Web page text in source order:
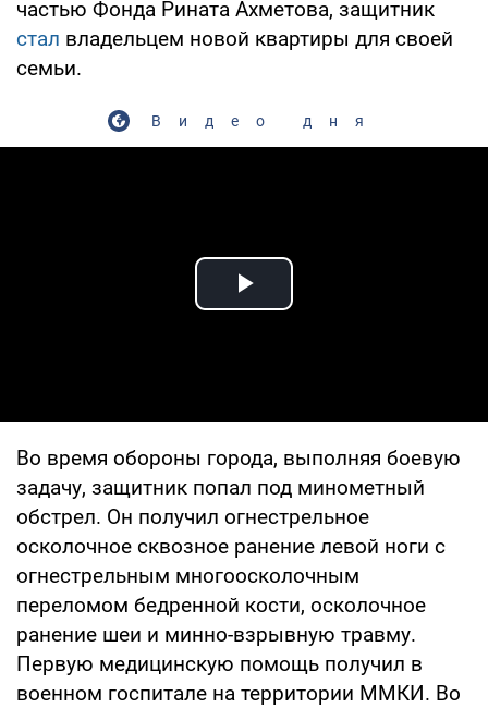
частью Фонда Рината Ахметова, защитник
стал владельцем новой квартиры для своей
семьи.
Видео дня
Play Video
Во время обороны города, выполняя боевую
задачу, защитник попал под минометный
обстрел. Он получил огнестрельное
осколочное сквозное ранение левой ноги с
огнестрельным многоосколочным
переломом бедренной кости, осколочное
ранение шеи и минно-взрывную травму.
Первую медицинскую помощь получил в
военном госпитале на территории ММКИ. Во